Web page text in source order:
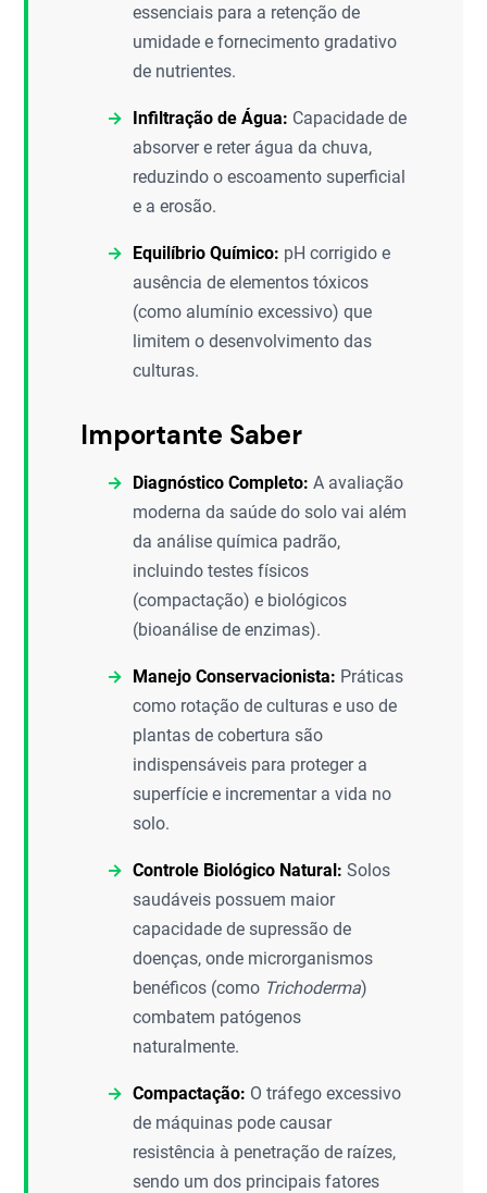
essenciais para a retenção de
umidade e fornecimento gradativo
de nutrientes.
Infiltração de Água: Capacidade de
absorver e reter água da chuva,
reduzindo o escoamento superficial
e a erosão.
Equilíbrio Químico: pH corrigido e
ausência de elementos tóxicos
(como alumínio excessivo) que
limitem o desenvolvimento das
culturas.
Importante Saber
Diagnóstico Completo: A avaliação
moderna da saúde do solo vai além
da análise química padrão,
incluindo testes físicos
(compactação) e biológicos
(bioanálise de enzimas).
Manejo Conservacionista: Práticas
como rotação de culturas e uso de
plantas de cobertura são
indispensáveis para proteger a
superfície e incrementar a vida no
solo.
Controle Biológico Natural: Solos
saudáveis possuem maior
capacidade de supressão de
doenças, onde microrganismos
benéficos (como Trichoderma)
combatem patógenos
naturalmente.
Compactação: O tráfego excessivo
de máquinas pode causar
resistência à penetração de raízes,
sendo um dos principais fatores